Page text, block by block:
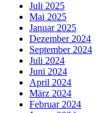
Juli 2025
Mai 2025
Januar 2025
Dezember 2024
September 2024
Juli 2024
Juni 2024
April 2024
März 2024
Februar 2024